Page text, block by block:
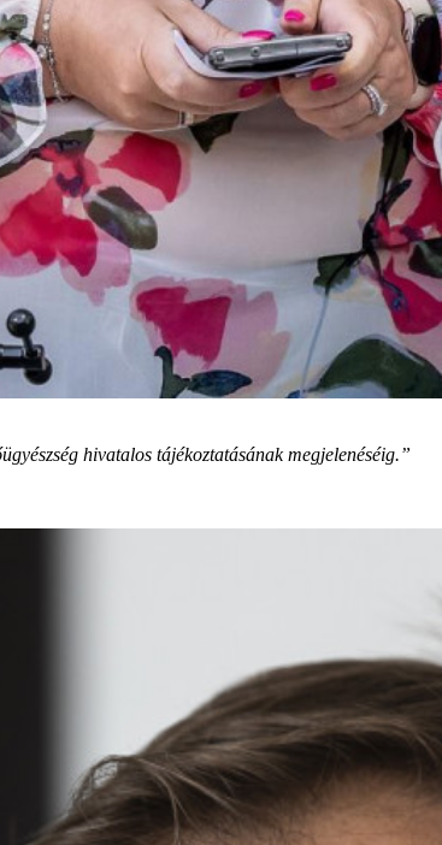
hivatalos tájékoztatásának megjelenéséig.”